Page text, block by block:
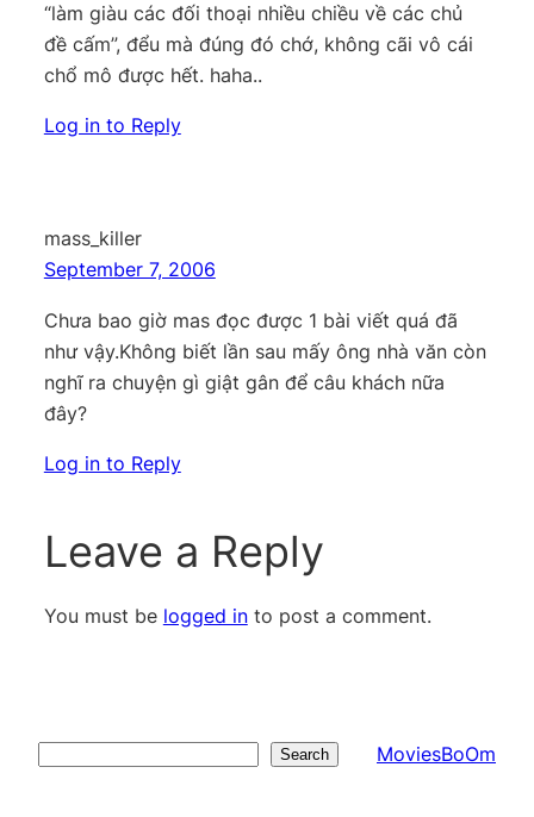
“làm giàu các đối thoại nhiều chiều về các chủ
đề cấm”, đểu mà đúng đó chớ, không cãi vô cái
chổ mô được hết. haha..
Log in to Reply
mass_killer
September 7, 2006
Chưa bao giờ mas đọc được 1 bài viết quá đã
như vậy.Không biết lần sau mấy ông nhà văn còn
nghĩ ra chuyện gì giật gân để câu khách nữa
đây?
Log in to Reply
Leave a Reply
You must be logged into post a comment.
Search MoviesBoOm